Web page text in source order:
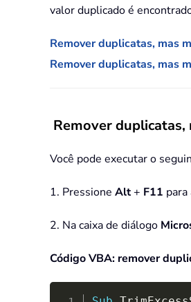
valor duplicado é
Remover duplicatas, mas
Remover duplicatas, mas
Remover
Você pode executar o
1. Pressione Alt+ F11
2. Na caixa de diálogo
Código VBA: remover